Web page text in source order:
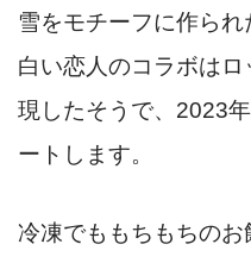
雪をモチーフに作ら
白い恋人のコラボは
現したそうで、2023
ートします。
冷凍でももちもちの